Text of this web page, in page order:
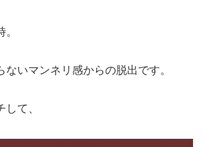
いマンネリ感からの脱出です。
て、